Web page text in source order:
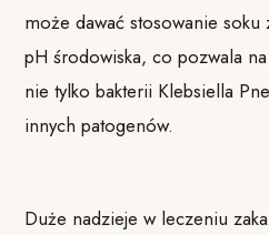
może dawać stosowanie
pH środowiska, co pozwala
nie tylko bakterii Klebsiella
innych patogenów.
Duże nadzieje w leczeniu